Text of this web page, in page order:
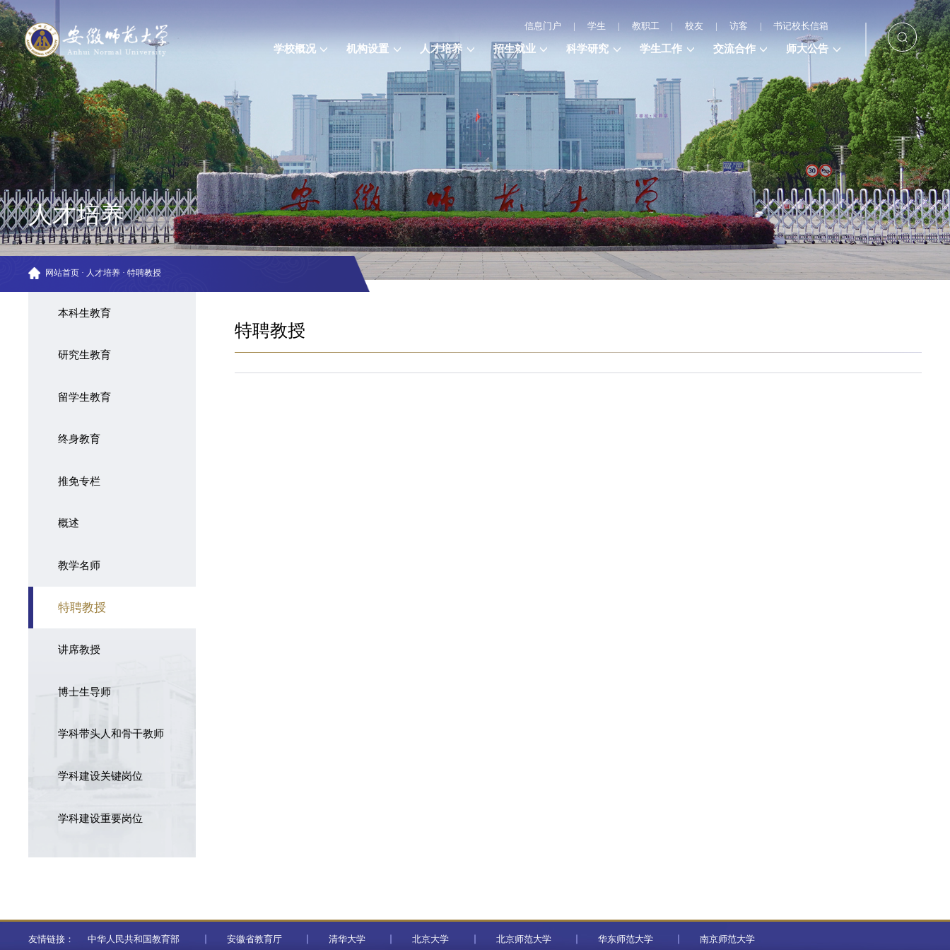
信息门户 | 学生 | 教职工 | 校友 | 访客 | 书记校长信箱
学校概况 机构设置 人才培养 招生就业 科学研究 学生工作 交流合作 师大公告
人才培养
网站首页 · 人才培养 · 特聘教授
本科生教育
研究生教育
留学生教育
终身教育
推免专栏
概述
教学名师
特聘教授
讲席教授
博士生导师
学科带头人和骨干教师
学科建设关键岗位
学科建设重要岗位
特聘教授
友情链接： 中华人民共和国教育部 安徽省教育厅 清华大学 北京大学 北京师范大学 华东师范大学 南京师范大学